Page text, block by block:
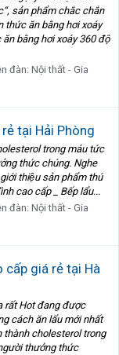
sản phẩm chắc chắn
thức ăn bằng hơi xoáy
bằng hơi xoáy 360 độ
đàn:Nội thất - Gia
tại Hải Phòng
trong máu tức
thức chúng. Nghe
thiệu sản phẩm thú
cao cấp _ Bếp lẩu...
đàn:Nội thất - Gia
cấp giá rẻ tại Hà
rất Hot đang được
cách ăn lẩu mới nhất
thành cholesterol trong
thưởng thức